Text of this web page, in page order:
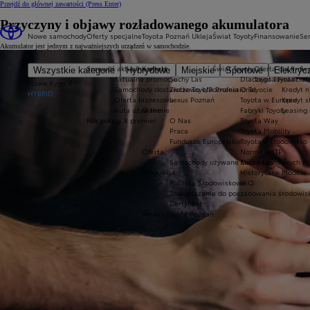
Przejdź do głównej zawartości (Press Enter)
Nowe samochody
Wszystkie kategorie Hybrydowe Miejskie Sportowe
Nowe Aygo X
HYBRID
Oferty specjalne
Sprawdź aktualne oferty
Aktualne promocje
Samochody dostawcze Toyota Professional
Oferta biznesowa
Auta używane
Rok potęgi 8 premier
Toyota Poznań Ukleja
Kontakt
Suchy Las
Złotkowo k/Poznania
Lexus Poznań
O firmie
O Nas
Praca
Fundusze Europejskie
Oferta
Samochody używane Suchy Las
Środowisko
Polityka Środowiskowa
Zobowiązanie do poszanowania
Certyfikat
Serwis Toyota Poznań
Świat Toyoty
Świat Toyoty
Dlaczego Toyota?
O Toyocie
Toyota w Europie
Fabryki Toyoty
Toyota Way
Toyota Mobility
Toyota a środowisko
Norma WLTP
Klub Rekordowych
Historyczne Modele
FAQ
Finansowanie
Oferta dla firm
Toyota Financial
Kredyt
Kredyt
Leasing
Przyczyny i objawy rozładowanego akumulatora
Akumulator jest jednym z najważniejszych urządzeń w samochodzie.